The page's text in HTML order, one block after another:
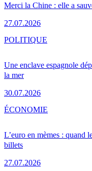
Merci la Chine : elle a
27.07.2026
Une enclave espagnole
la mer
30.07.2026
POLITIQUE
L’euro en mèmes : quand
billets
27.07.2026
ÉCONOMIE